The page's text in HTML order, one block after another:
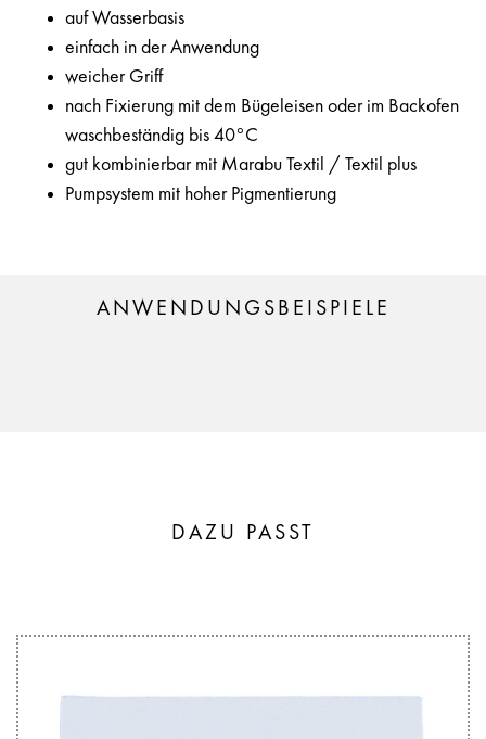
auf Wasserbasis
einfach in der Anwendung
weicher Griff
nach Fixierung mit dem Bügeleisen oder im Backofen
waschbeständig bis 40°C
gut kombinierbar mit Marabu Textil / Textil plus
Pumpsystem mit hoher Pigmentierung
ANWENDUNGSBEISPIELE
DAZU PASST